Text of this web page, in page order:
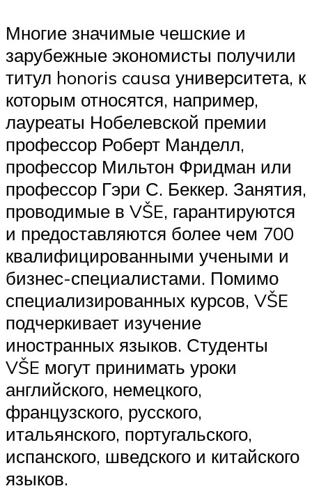
Многие значимые чешские и
зарубежные экономисты получили
титул honoris causa университета, к
которым относятся, например,
лауреаты Нобелевской премии
профессор Роберт Манделл,
профессор Мильтон Фридман или
профессор Гэри С. Беккер. Занятия,
проводимые в VŠE, гарантируются
и предоставляются более чем 700
квалифицированными учеными и
бизнес-специалистами. Помимо
специализированных курсов, VŠE
подчеркивает изучение
иностранных языков. Студенты
VŠE могут принимать уроки
английского, немецкого,
французского, русского,
итальянского, португальского,
испанского, шведского и китайского
языков.